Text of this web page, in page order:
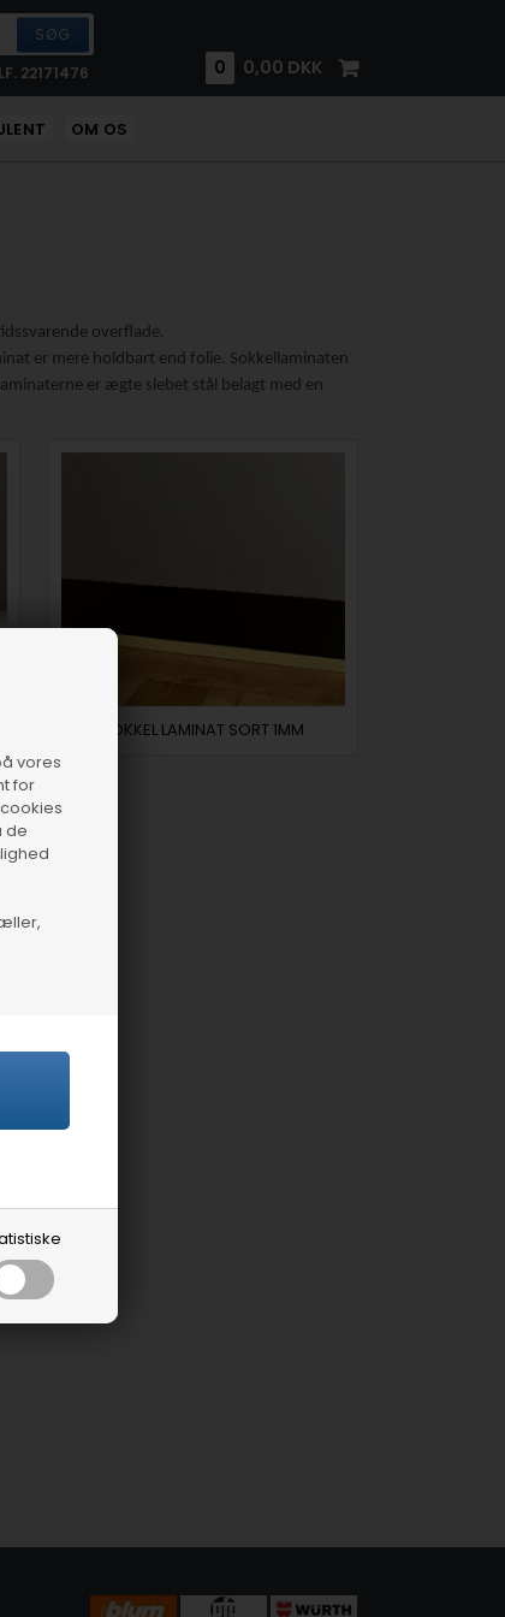
vores
for
de
22171476 0 0,00 DKK
OM OS
overflade.
er mere holdbart end folie. Sokkellaminaten
er ægte slebet stål belagt med en
SOKKEL LAMINAT SORT 1MM